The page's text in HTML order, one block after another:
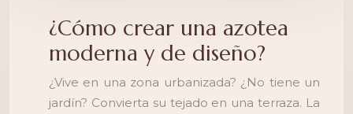
¿Cómo crear una azotea
moderna y de diseño?
¿Vive en una zona urbanizada? ¿No tiene un
jardín? Convierta su tejado en una terraza. La